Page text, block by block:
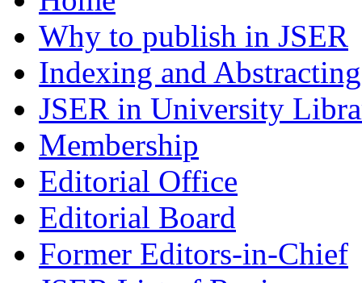
Why to publish in JSER
Indexing and Abstracting
JSER in University
Membership
Editorial Office
Editorial Board
Former Editors-in-Chief